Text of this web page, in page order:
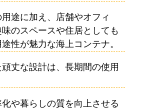
途に加え、店舗やオフィ
のスペースや住居としても
性が魅力な海上コンテナ。
丈な設計は、長期間の使用
や暮らしの質を向上させる